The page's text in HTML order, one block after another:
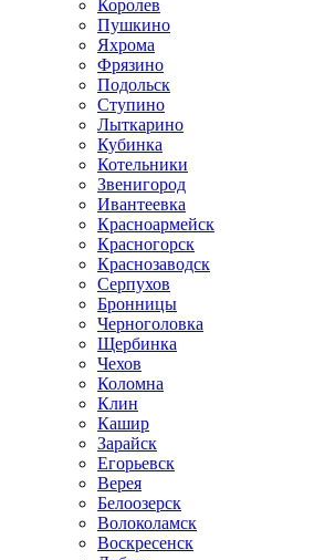
Королев
Пушкино
Яхрома
Фрязино
Подольск
Ступино
Лыткарино
Кубинка
Котельники
Звенигород
Ивантеевка
Красноармейск
Красногорск
Краснозаводск
Серпухов
Бронницы
Черноголовка
Щербинка
Чехов
Коломна
Клин
Кашир
Зарайск
Егорьевск
Верея
Белоозерск
Волоколамск
Воскресенск